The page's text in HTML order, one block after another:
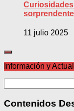
11 julio 2025
Información y
Contenidos